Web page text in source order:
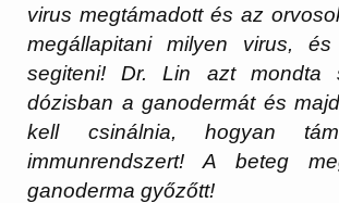
virus megtámadott és az
megállapitani milyen virus,
segiteni! Dr. Lin azt mondta
dózisban a ganodermát és
kell csinálnia, hogyan
immunrendszert! A beteg
ganoderma győzőtt!